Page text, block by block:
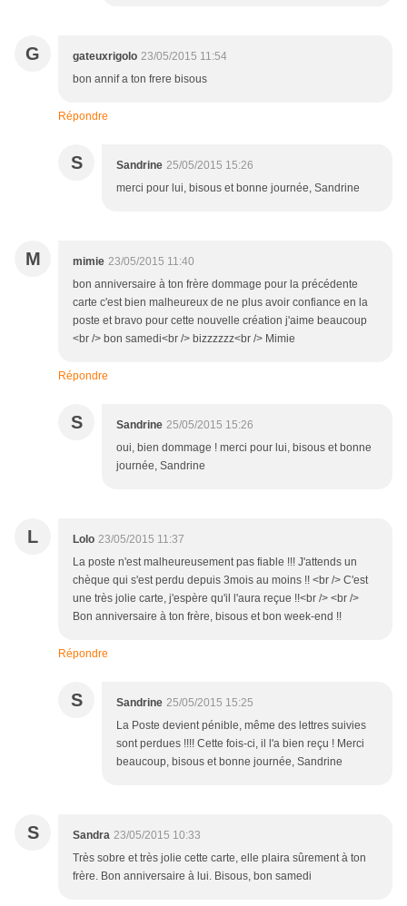
G gateuxrigolo 23/05/2015 11:54
bon annif a ton frere bisous
Répondre
S Sandrine 25/05/2015 15:26
merci pour lui, bisous et bonne journée, Sandrine
M mimie 23/05/2015 11:40
bon anniversaire à ton frère dommage pour la précédente
carte c'est bien malheureux de ne plus avoir confiance en la
poste et bravo pour cette nouvelle création j'aime beaucoup
<br /> bon samedi<br /> bizzzzzz<br /> Mimie
Répondre
S Sandrine 25/05/2015 15:26
oui, bien dommage ! merci pour lui, bisous et bonne
journée, Sandrine
L Lolo 23/05/2015 11:37
La poste n'est malheureusement pas fiable !!! J'attends un
chèque qui s'est perdu depuis 3mois au moins !! <br /> C'est
une très jolie carte, j'espère qu'il l'aura reçue !!<br /> <br />
Bon anniversaire à ton frère, bisous et bon week-end !!
Répondre
S Sandrine 25/05/2015 15:25
La Poste devient pénible, même des lettres suivies
sont perdues !!!! Cette fois-ci, il l'a bien reçu ! Merci
beaucoup, bisous et bonne journée, Sandrine
S Sandra 23/05/2015 10:33
Très sobre et très jolie cette carte, elle plaira sûrement à ton
frère. Bon anniversaire à lui. Bisous, bon samedi